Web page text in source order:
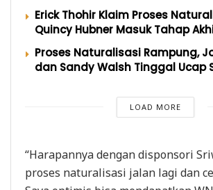
Erick Thohir Klaim Proses
Quincy Hubner Masuk Tahap
Proses Naturalisasi Rampung,
dan Sandy Walsh Tinggal Ucap
LOAD MORE
“Harapannya dengan disponsori
proses naturalisasi jalan lagi dan